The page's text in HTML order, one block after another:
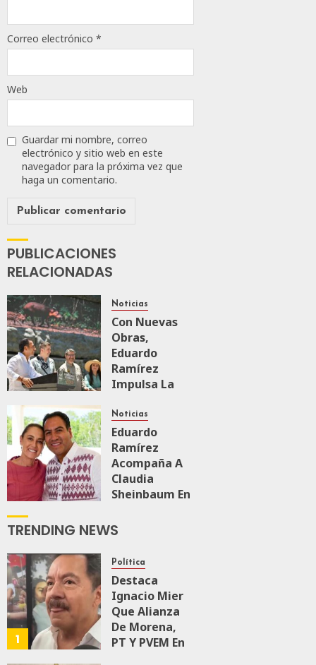
Correo electrónico *
Web
Guardar mi nombre, correo
electrónico y sitio web en este
navegador para la próxima vez que
haga un comentario.
PUBLICACIONES
RELACIONADAS
Noticias
Con Nuevas
Obras,
Eduardo
Ramírez
Impulsa La
Integral Del
ZooMAT
JULIO 28, 2026
0
119
Noticias
Eduardo
Ramírez
Acompaña A
Claudia
Sheinbaum En
De
Del Tren
Maya De
Carga
JULIO 18, 2026
0
158
TRENDING NEWS
1
Política
Destaca
Ignacio Mier
Que Alianza
De Morena,
PT Y PVEM En